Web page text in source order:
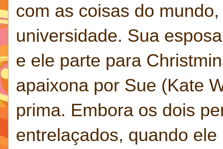
com as coisas do
universidade. Sua
e ele parte para
apaixona por Sue (Kate
prima. Embora os dois
entrelaçados, quando